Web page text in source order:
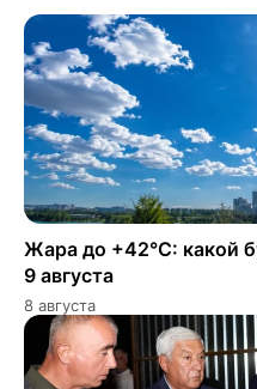
Жара до +42°C: какой
9 августа
8 августа